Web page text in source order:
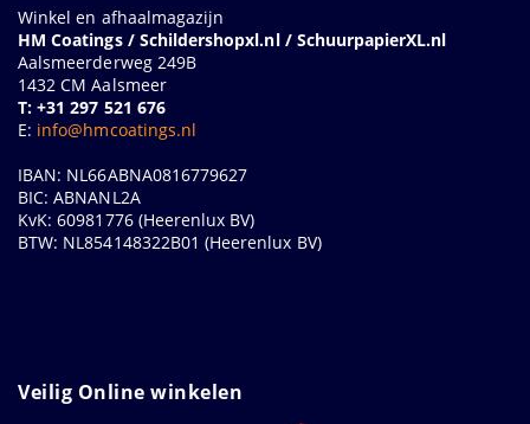
Winkel en afhaalmagazijn
HM Coatings / Schildershopxl.nl / SchuurpapierXL.nl
Aalsmeerderweg 249B
1432 CM Aalsmeer
T: +31 297 521 676
E: info@hmcoatings.nl
IBAN: NL66ABNA0816779627
BIC: ABNANL2A
KvK: 60981776 (Heerenlux BV)
BTW: NL854148322B01 (Heerenlux BV)
Veilig Online winkelen